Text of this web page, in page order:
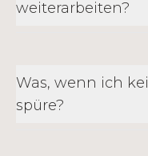
weiterarbeiten?
Was, wenn ich
spüre?